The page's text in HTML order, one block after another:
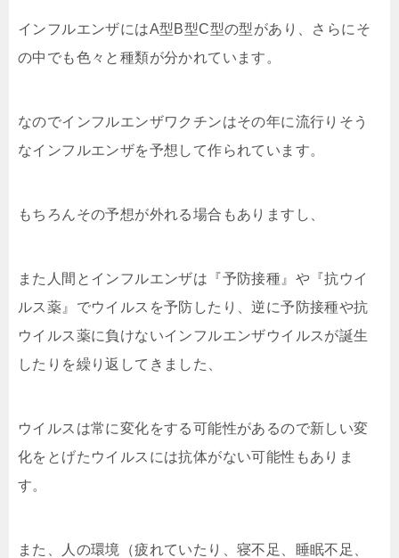
インフルエンザにはA型B型C型の型があり、さらにそ
の中でも色々と種類が分かれています。
なのでインフルエンザワクチンはその年に流行りそう
なインフルエンザを予想して作られています。
もちろんその予想が外れる場合もありますし、
また人間とインフルエンザは『予防接種』や『抗ウイ
ルス薬』でウイルスを予防したり、逆に予防接種や抗
ウイルス薬に負けないインフルエンザウイルスが誕生
したりを繰り返してきました、
ウイルスは常に変化をする可能性があるので新しい変
化をとげたウイルスには抗体がない可能性もありま
す。
また、人の環境（疲れていたり、寝不足、睡眠不足、